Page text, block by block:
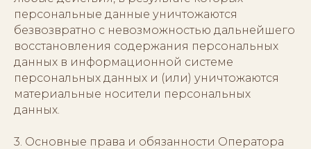
персональные данные уничтожаются
безвозвратно с невозможностью дальнейшего
восстановления содержания персональных
данных в информационной системе
персональных данных и (или) уничтожаются
материальные носители персональных
данных.
3. Основные права и обязанности Оператора